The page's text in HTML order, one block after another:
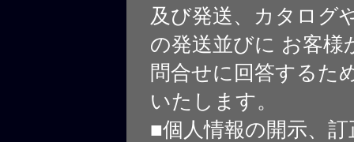
及び発送、カタログ
の発送並びに お客様
問合せに回答するた
いたします。
■個人情報の開示、